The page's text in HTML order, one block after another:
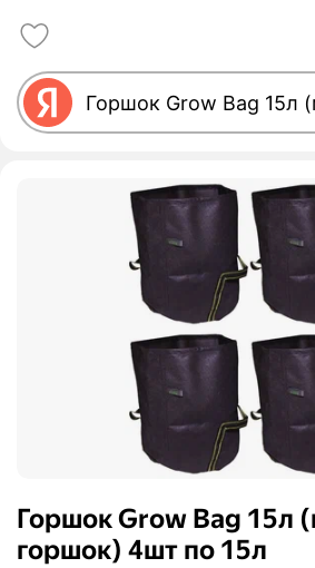
Горшок Grow Bag 15л
горшок) 4шт по 15л